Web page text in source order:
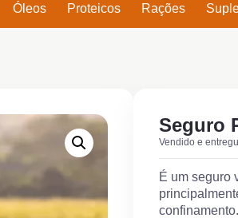
Óleos Proteicos Rações
Seguro
Vendido e
É um seguro
confinamento.